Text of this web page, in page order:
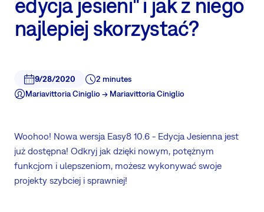
edycja jesieni" i jak z niego
najlepiej skorzystać?
9/28/2020
2 minutes
Mariavittoria Ciniglio -> Mariavittoria Ciniglio
Woohoo! Nowa wersja Easy8 10.6 - Edycja Jesienna jest
już dostępna! Odkryj jak dzięki nowym, potężnym
funkcjom i ulepszeniom, możesz wykonywać swoje
projekty szybciej i sprawniej!